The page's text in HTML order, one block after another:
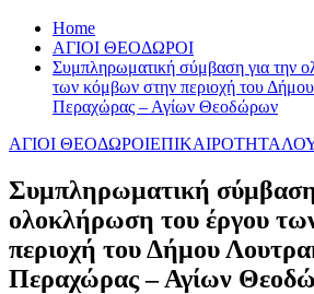
Home
ΑΓΙΟΙ ΘΕΟΔΩΡΟΙ
Συμπληρωματική σύμβαση για την
των κόμβων στην περιοχή του
Περαχώρας – Αγίων Θεοδώρων
ΑΓΙΟΙ ΘΕΟΔΩΡΟΙΕΠΙΚΑΙΡΟΤΗΤΑ
Συμπληρωματική σύμβαση
ολοκλήρωση του έργου
περιοχή του Δήμου
Περαχώρας – Αγίων